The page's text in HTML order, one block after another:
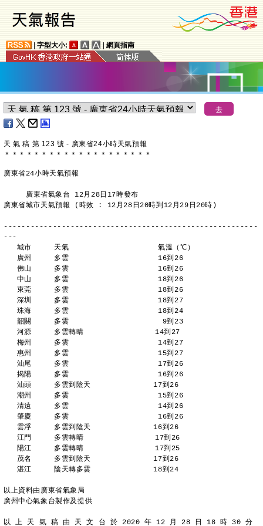
字型大小: 網頁指南
天 氣 稿 第 123 號 - 廣東省24小時天氣預報
＊ ＊ ＊ ＊ ＊ ＊ ＊ ＊ ＊ ＊ ＊ ＊ ＊ ＊ ＊ ＊ ＊ ＊ ＊ ＊
廣東省24小時天氣預報
     廣東省氣象台 12月28日17時發布
廣東省城市天氣預報 (時效 : 12月28日20時到12月29日20時)
---------------------------------------------------------
---
   城市     天氣                    氣溫（℃）
   廣州     多雲                    16到26
   佛山     多雲                    16到26
   中山     多雲                    18到26
   東莞     多雲                    18到26
   深圳     多雲                    18到27
   珠海     多雲                    18到24
   韶關     多雲                     9到23
   河源     多雲轉晴                14到27
   梅州     多雲                    14到27
   惠州     多雲                    15到27
   汕尾     多雲                    17到26
   揭陽     多雲                    16到26
   汕頭     多雲到陰天              17到26
   潮州     多雲                    15到26
   清遠     多雲                    14到26
   肇慶     多雲                    16到26
   雲浮     多雲到陰天              16到26
   江門     多雲轉晴                17到26
   陽江     多雲轉晴                17到25
   茂名     多雲到陰天              17到26
   湛江     陰天轉多雲              18到24
以上資料由廣東省氣象局
廣州中心氣象台製作及提供
以 上 天 氣 稿 由 天 文 台 於 2020 年 12 月 28 日 18 時 30 分